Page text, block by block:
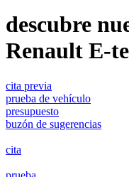
descubre
Renault E-
cita previa
prueba de vehículo
presupuesto
buzón de sugerencias
cita